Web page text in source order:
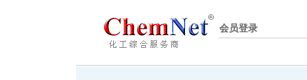
会员登录